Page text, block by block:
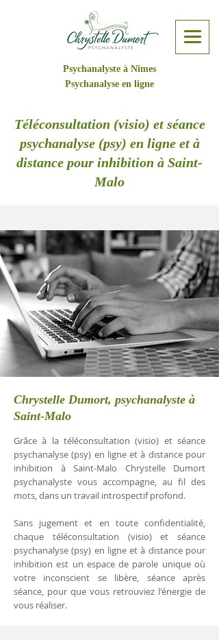
Psychanalyste à Nîmes
Psychanalyse en ligne
Téléconsultation (visio) et séance
psychanalyse (psy) en ligne et à
distance pour inhibition à Saint-
Malo
Chrystelle Dumort, psychanalyste à
Saint-Malo
Grâce à la téléconsultation (visio) et séance
psychanalyse (psy) en ligne et à distance pour
inhibition à Saint-Malo Chrystelle Dumort
psychanalyste vous accompagne, au fil des
mots, dans un travail introspectif profond.
Sans jugement et en toute confidentialité,
chaque téléconsultation (visio) et séance
psychanalyse (psy) en ligne et à distance pour
inhibition est un espace de parole unique où
votre inconscient se libère, séance après
séance, pour que vous retrouviez l'énergie de
vous réaliser.